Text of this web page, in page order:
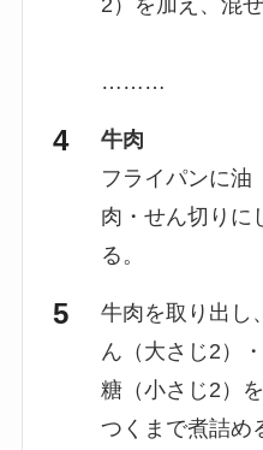
………
牛肉
フライパンに油
肉・せん切りに
る。
牛肉を取り出し
ん（大さじ2）
糖（小さじ2）
つくまで煮詰め